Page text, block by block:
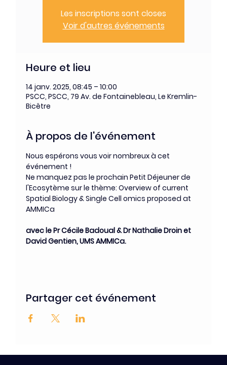
Les inscriptions sont closes
Voir d'autres événements
Heure et lieu
14 janv. 2025, 08:45 – 10:00
PSCC, PSCC, 79 Av. de Fontainebleau, Le Kremlin-
Bicêtre
À propos de l'événement
Nous espérons vous voir nombreux à cet
événement !
Ne manquez pas le prochain Petit Déjeuner de
l'Ecosytème sur le thème: Overview of current
Spatial Biology & Single Cell omics proposed at
AMMICa
avec le Pr Cécile Badoual & Dr Nathalie Droin et
David Gentien, UMS AMMICa.
Partager cet événement